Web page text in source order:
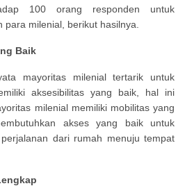
100 orang responden untuk
para milenial, berikut hasilnya.
Baik
mayoritas milenial tertarik untuk
aksesibilitas yang baik, hal ini
milenial memiliki mobilitas yang
akses yang baik untuk
dari rumah menuju tempat